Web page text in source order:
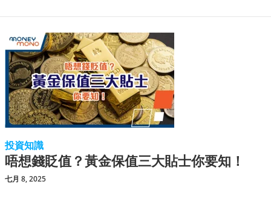
投資知識
唔想錢貶值？黃金保值三大貼士你要知！
七月 8, 2025